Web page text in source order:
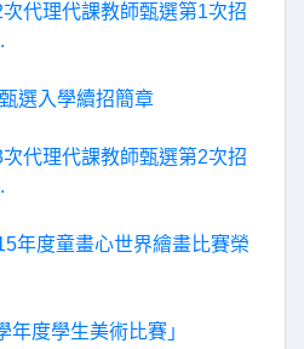
代理代課教師甄選第1次招
選入學續招簡章
代理代課教師甄選第2次招
年度童畫心世界繪畫比賽榮
度學生美術比賽」